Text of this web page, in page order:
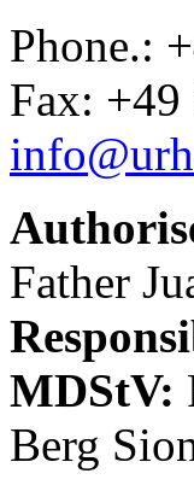
Phone.:
Fax:
Father
MDStV:
Berg